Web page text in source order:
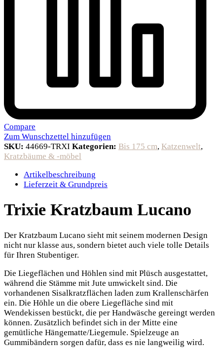
Compare
Zum Wunschzettel hinzufügen
SKU: 44669-TRXI Kategorien: Bis 175 cm, Katzenwelt,
Kratzbäume & -möbel
Artikelbeschreibung
Lieferzeit & Grundpreis
Trixie Kratzbaum Lucano
Der Kratzbaum Lucano sieht mit seinem modernen Design
nicht nur klasse aus, sondern bietet auch viele tolle Details
für Ihren Stubentiger.
Die Liegeflächen und Höhlen sind mit Plüsch ausgestattet,
während die Stämme mit Jute umwickelt sind. Die
vorhandenen Sisalkratzflächen laden zum Krallenschärfen
ein. Die Höhle un die obere Liegefläche sind mit
Wendekissen bestückt, die per Handwäsche gereingt werden
können. Zusätzlich befindet sich in der Mitte eine
gemütliche Hängematte/Liegemule. Spielzeuge an
Gummibändern sorgen dafür, dass es nie langweilig wird.